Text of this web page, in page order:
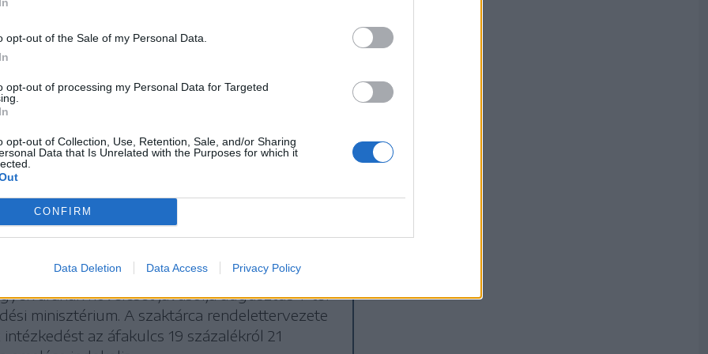
opt-out of the Sale of my Personal Data.
opt-out of processing my Personal Data for Targeted
opt-out of Collection, Use, Retention, Sale, and/or Sharing
Data that Is Unrelated with the Purposes for which it
CONFIRM
Data Deletion Data Access Privacy Policy
lejjel drágul. Míg a jelenleg
(mobiletelefon, internet
előfizetés augusztus 1-jétől
vonatjegyeket hoz
az áfaemelés
árának növelését javasolja augusztus 1-től
minisztérium. A szaktárca rendelettervezete
az áfakulcs 19 százalékról 21